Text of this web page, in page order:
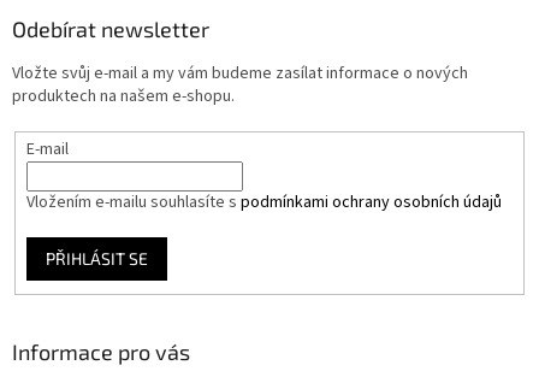
Odebírat newsletter
Vložte svůj e-mail a my vám budeme zasílat informace o nových
produktech na našem e-shopu.
E-mail
Vložením e-mailu souhlasíte s podmínkami ochrany osobních údajů
PŘIHLÁSIT SE
Informace pro vás